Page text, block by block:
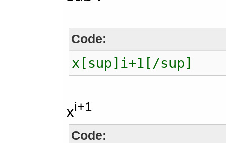
Code:
x[sup]i+1[/sup]
xi+1
Code: